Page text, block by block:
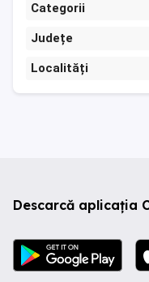
Categorii
Județe
Localități
Descarcă aplicația